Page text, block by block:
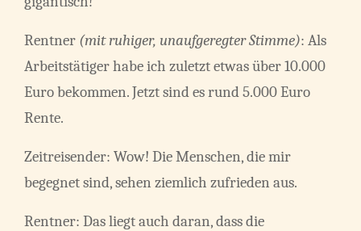
Rentner (mit ruhiger, unaufgeregter Stimme): Als
Arbeitstätiger habe ich zuletzt etwas über 10.000
Euro bekommen. Jetzt sind es rund 5.000 Euro
Rente.
Zeitreisender: Wow! Die Menschen, die mir
begegnet sind, sehen ziemlich zufrieden aus.
Rentner: Das liegt auch daran, dass die